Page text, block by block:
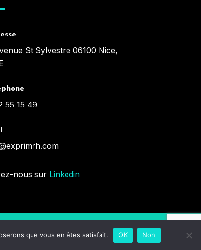
St Sylvestre 06100 Nice,
55 15 49
nous sur Linkedin
que vous en êtes satisfait. OK Non